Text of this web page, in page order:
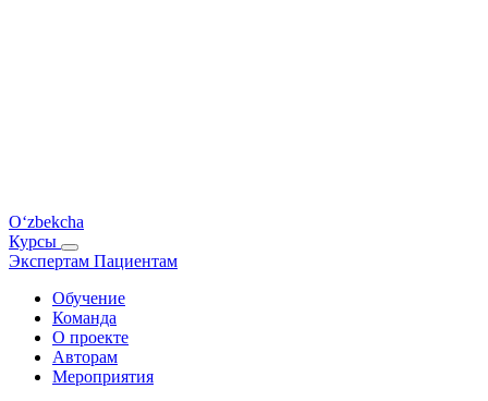
O‘zbekcha
Курсы
Экспертам Пациентам
Обучение
Команда
О проекте
Авторам
Мероприятия